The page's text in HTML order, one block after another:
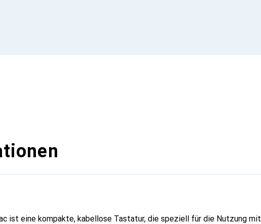
ist eine kompakte, kabellose Tastatur, die speziell für die Nutzung mit